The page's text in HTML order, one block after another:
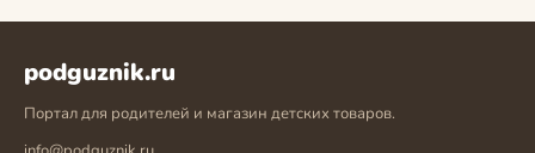
podguznik.ru
Портал для родителей и магазин детских товаров.